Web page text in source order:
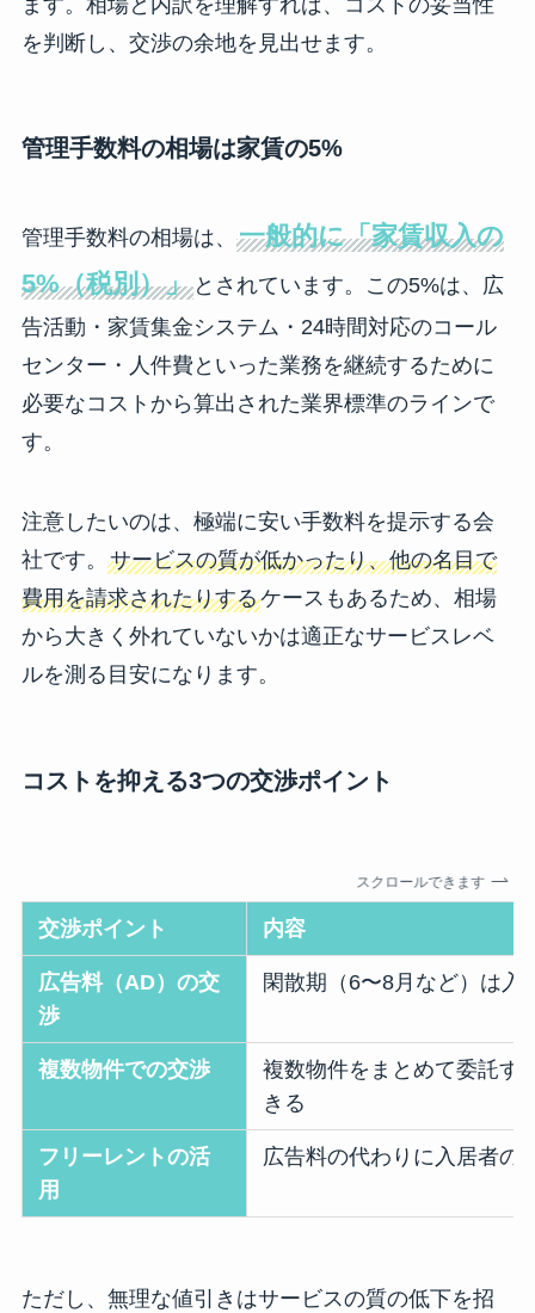
ます。相場と内訳を理解すれば、コストの妥当性
を判断し、交渉の余地を見出せます。
管理手数料の相場は家賃の5%
管理手数料の相場は、 一般的に「家賃収入の
5%（税別）」とされています。この5%は、広
告活動・家賃集金システム・24時間対応のコール
センター・人件費といった業務を継続するために
必要なコストから算出された業界標準のラインで
す。
注意したいのは、極端に安い手数料を提示する会
社です。 サービスの質が低かったり、他の名目で
費用を請求されたりするケースもあるため、相場
から大きく外れていないかは適正なサービスレベ
ルを測る目安になります。
コストを抑える3つの交渉ポイント
スクロールできます
交渉ポイント 内容
広告料（AD）の交
渉
閑散期（6〜8月など）は入
複数物件での交渉
複数物件をまとめて委託す
きる
フリーレントの活
用
広告料の代わりに入居者の
ただし、無理な値引きはサービスの質の低下を招